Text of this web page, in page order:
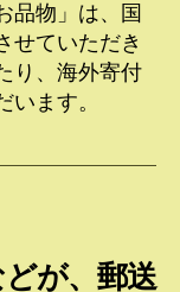
品物」は、国
せていただき
り、海外寄付
ます。
が、郵送